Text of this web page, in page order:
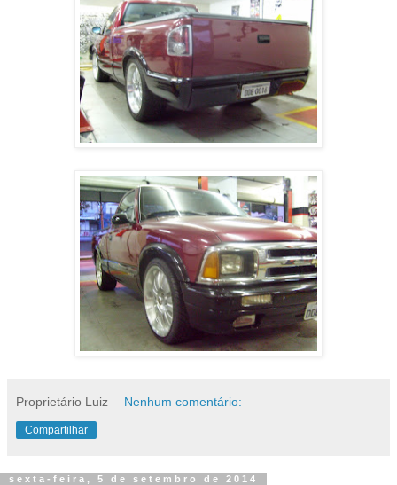
Proprietário Luiz Nenhum comentário:
Compartilhar
sexta-feira, 5 de setembro de 2014